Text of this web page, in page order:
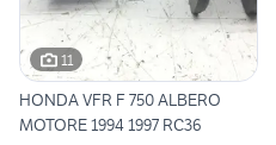
11
HONDA VFR F 750 ALBERO
MOTORE 1994 1997 RC36